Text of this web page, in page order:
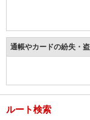
通帳やカードの紛失・
ルート検索